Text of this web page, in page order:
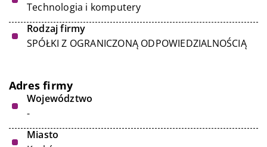
Technologia i komputery
Rodzaj firmy
SPÓŁKI Z OGRANICZONĄ ODPOWIEDZIALNOŚCIĄ
Adres firmy
Województwo
-
Miasto